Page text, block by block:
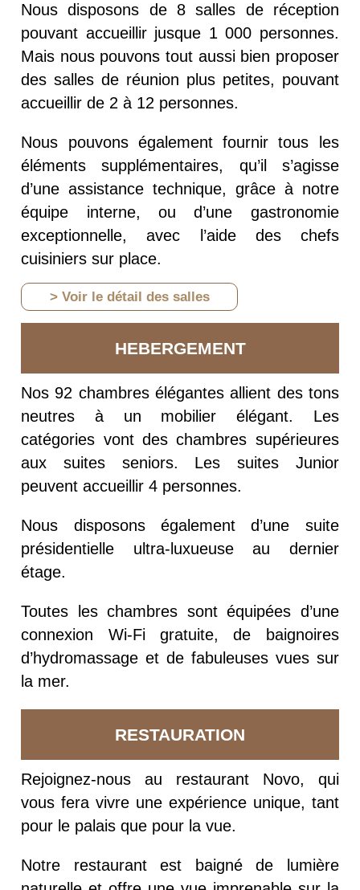
Nous disposons de 8 salles de réception
pouvant accueillir jusque 1 000 personnes.
Mais nous pouvons tout aussi bien proposer
des salles de réunion plus petites, pouvant
accueillir de 2 à 12 personnes.
Nous pouvons également fournir tous les
éléments supplémentaires, qu’il s’agisse
d’une assistance technique, grâce à notre
équipe interne, ou d’une gastronomie
exceptionnelle, avec l’aide des chefs
cuisiniers sur place.
> Voir le détail des salles
HEBERGEMENT
Nos 92 chambres élégantes allient des tons
neutres à un mobilier élégant. Les
catégories vont des chambres supérieures
aux suites seniors. Les suites Junior
peuvent accueillir 4 personnes.
Nous disposons également d’une suite
présidentielle ultra-luxueuse au dernier
étage.
Toutes les chambres sont équipées d’une
connexion Wi-Fi gratuite, de baignoires
d’hydromassage et de fabuleuses vues sur
la mer.
RESTAURATION
Rejoignez-nous au restaurant Novo, qui
vous fera vivre une expérience unique, tant
pour le palais que pour la vue.
Notre restaurant est baigné de lumière